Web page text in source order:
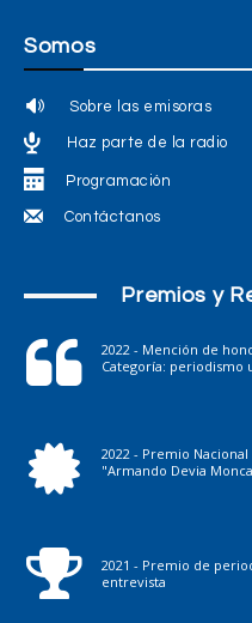
Somos
Sobre las emisoras
Haz parte de la radio
Programación
Contáctanos
Premios y
2022 - Mención de
Categoría: periodismo
2022 - Premio
"Armando Devia
2021 - Premio de
entrevista